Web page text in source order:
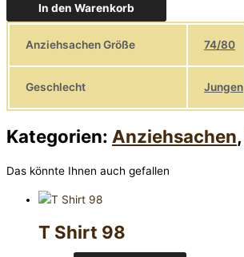
In den Warenkorb
Anziehsachen Größe 74/80
Geschlecht Jungen
Kategorien: Anziehsachen,
Das könnte Ihnen auch gefallen
T Shirt 98